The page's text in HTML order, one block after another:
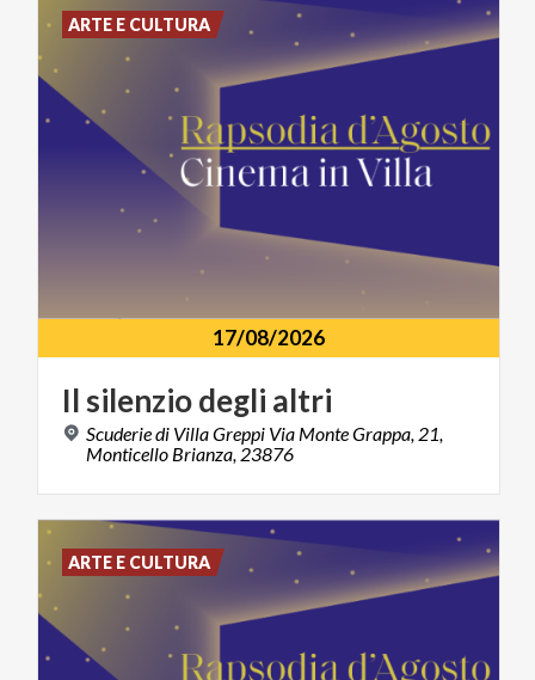
17/08/2026
Il silenziodegli altri
Scuderie di Villa Greppi Via Monte Grappa, 21,
Monticello Brianza, 23876
ARTE E CULTURA
ARTE E CULTURA